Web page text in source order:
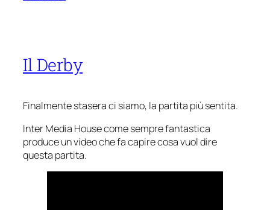
Il Derby
Finalmente stasera ci siamo, la partita più sentita.
Inter Media House come sempre fantastica
produce un video che fa capire cosa vuol dire
questa partita.